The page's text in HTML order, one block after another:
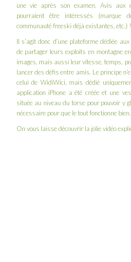
une vie après son examen. Avis aux
pourraient être intéressés (marque
communauté freeski déjà existantes, etc.) !
Il s’agit donc d’une plateforme dédiée
de partager leurs exploits en montagne
images, mais aussi leur vitesse, temps,
lancer des défis entre amis. Le principe
celui de WidiWici , mais dédié
application iPhone a été créée et une
située au niveau du torse pour pouvoir y
nécessaire pour que le tout fonctionne bien.
On vous laisse découvrir la jolie vidéo